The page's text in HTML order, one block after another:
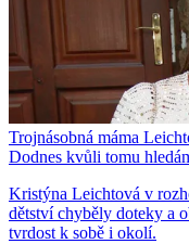
Trojnásobná máma
Dodnes kvůli tomu
Kristýna Leichtová v
dětství chyběly doteky a
tvrdost k sobě i okolí.